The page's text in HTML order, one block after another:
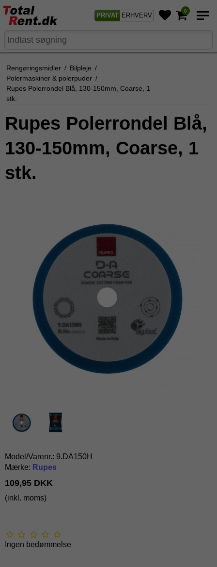
PRIVAT ERHVERV
0
Rengøringsmidler / Bilpleje /
Polermaskiner & polerpuder /
Rupes Polerrondel Blå, 130-150mm, Coarse, 1
stk.
Rupes Polerrondel Blå,
130-150mm, Coarse, 1
stk.
Model/Varenr.: 9.DA150H
Mærke: Rupes
109,95 DKK
(inkl. moms)
Ingen bedømmelse